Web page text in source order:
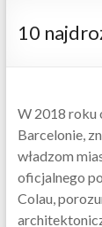
10
W 2018 roku
Barcelonie,
władzom
oficjalnego
Colau,